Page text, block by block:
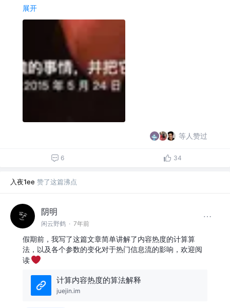
展开
等人赞过
6 34
入夜1ee 赞了这篇沸点
阴明
闲云野鹤 · 7年前
假期前，我写了这篇文章简单讲解了内容热度的计算算
法，以及各个参数的变化对于热门信息流的影响，欢迎阅
读
计算内容热度的算法解释
juejin.im